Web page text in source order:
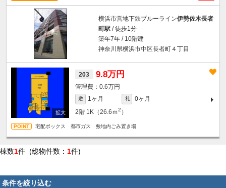
横浜市営地下鉄ブルーライン伊勢佐木長者
町駅 / 徒歩1分
築年7年 / 10階建
神奈川県横浜市中区長者町４丁目
203 9.8万円
0.6万円
敷 1ヶ月 礼
0ヶ月
2階 1K（26.6ｍ2 ）
宅配ボックス 都市ガス 敷地内ごみ置き場
棟数1件 (総物件数： 1件)
条件を絞り込む